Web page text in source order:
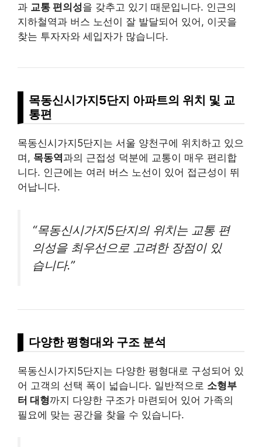
과 교통 편의성을 갖추고 있기 때문입니다. 인근의
지하철역과 버스 노선이 잘 발달되어 있어, 이곳을
찾는 투자자와 세입자가 많습니다.
목동신시가지5단지 아파트의 위치 및 교
통편
목동신시가지5단지는 서울 양천구에 위치하고 있으
며, 목동역과의 근접성 덕분에 교통이 매우 편리합
니다. 인근에는 여러 버스 노선이 있어 접근성이 뛰
어납니다.
“목동신시가지5단지의 위치는 교통 편
의성을 최우선으로 고려한 장점이 있
습니다.”
다양한 평형대와 구조 분석
목동신시가지5단지는 다양한 평형대로 구성되어 있
어 고객의 선택 폭이 넓습니다. 일반적으로 소형부
터 대형까지 다양한 구조가 마련되어 있어 가족의
필요에 맞는 공간을 찾을 수 있습니다.